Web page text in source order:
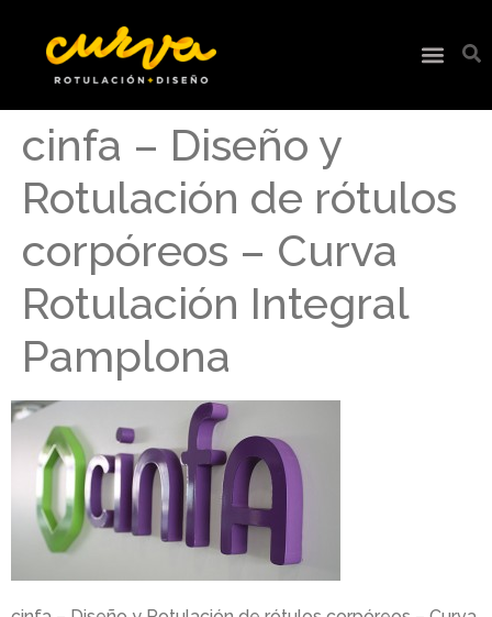
cinfa – Diseño y
Rotulación de rótulos
corpóreos – Curva
Rotulación Integral
Pamplona